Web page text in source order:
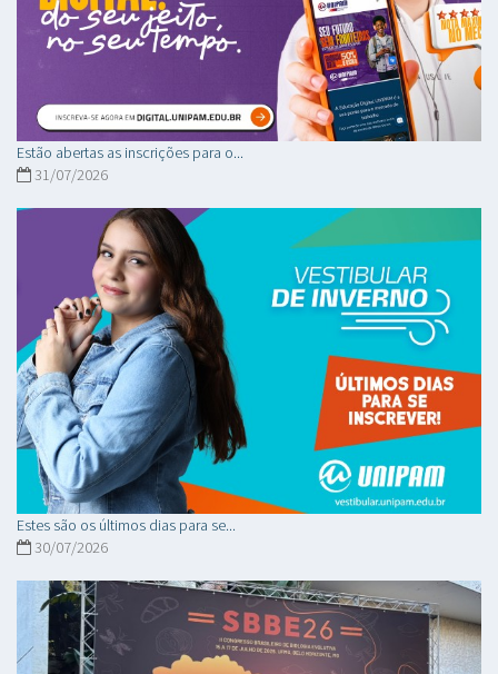
Estão abertas as inscrições para o...
31/07/2026
Estes são os últimos dias para se...
30/07/2026